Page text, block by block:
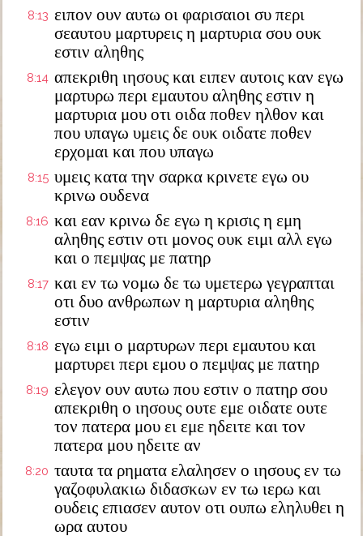
8:13 ειπον ουν αυτω οι φαρισαιοι συ περι
σεαυτου μαρτυρεις η μαρτυρια σου ουκ
εστιν αληθης
8:14 απεκριθη ιησους και ειπεν αυτοις καν εγω
μαρτυρω περι εμαυτου αληθης εστιν η
μαρτυρια μου οτι οιδα ποθεν ηλθον και
που υπαγω υμεις δε ουκ οιδατε ποθεν
ερχομαι και που υπαγω
8:15 υμεις κατα την σαρκα κρινετε εγω ου
κρινω ουδενα
8:16 και εαν κρινω δε εγω η κρισις η εμη
αληθης εστιν οτι μονος ουκ ειμι αλλ εγω
και ο πεμψας με πατηρ
8:17 και εν τω νομω δε τω υμετερω γεγραπται
οτι δυο ανθρωπων η μαρτυρια αληθης
εστιν
8:18 εγω ειμι ο μαρτυρων περι εμαυτου και
μαρτυρει περι εμου ο πεμψας με πατηρ
8:19 ελεγον ουν αυτω που εστιν ο πατηρ σου
απεκριθη ο ιησους ουτε εμε οιδατε ουτε
τον πατερα μου ει εμε ηδειτε και τον
πατερα μου ηδειτε αν
8:20 ταυτα τα ρηματα ελαλησεν ο ιησους εν τω
γαζοφυλακιω διδασκων εν τω ιερω και
ουδεις επιασεν αυτον οτι ουπω εληλυθει η
ωρα αυτου